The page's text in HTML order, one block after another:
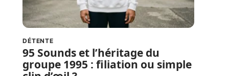
DÉTENTE
95 Sounds et l’héritage du
groupe 1995 : filiation ou simple